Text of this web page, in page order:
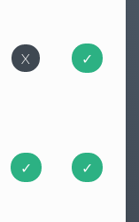
X ✓
✓ ✓